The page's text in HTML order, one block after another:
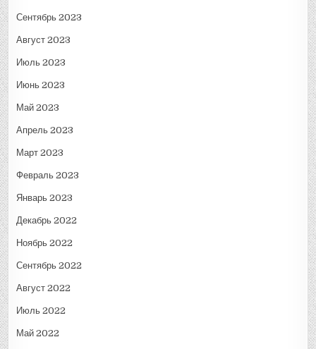
Сентябрь 2023
Август 2023
Июль 2023
Июнь 2023
Май 2023
Апрель 2023
Март 2023
Февраль 2023
Январь 2023
Декабрь 2022
Ноябрь 2022
Сентябрь 2022
Август 2022
Июль 2022
Май 2022